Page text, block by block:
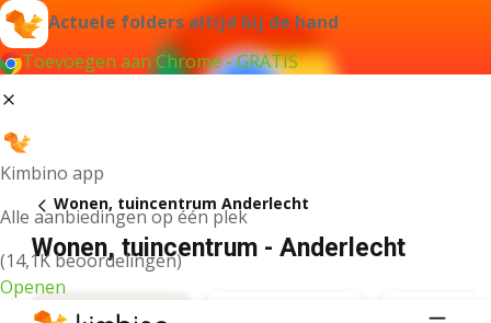
Actuele folders altijd bij de hand
Toevoegen aan Chrome - GRATIS
Kimbino app
Alle aanbiedingen op één plek
(14,1K beoordelingen)
Openen
Wonen, tuincentrum Anderlecht
Wonen, tuincentrum - Anderlecht